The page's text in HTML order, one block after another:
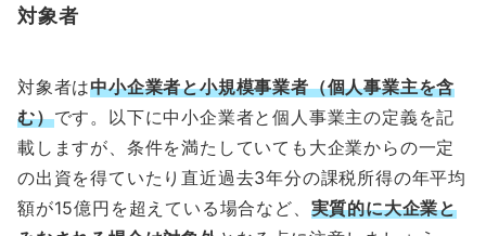
対象者
対象者は中小企業者と小規模事業者（個人事業主を含
む）です。以下に中小企業者と個人事業主の定義を記
載しますが、条件を満たしていても大企業からの一定
の出資を得ていたり直近過去3年分の課税所得の年平均
額が15億円を超えている場合など、 実質的に大企業と